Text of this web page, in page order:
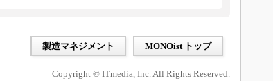
製造マネジメント MONOist トップ
Copyright © ITmedia, Inc. All Rights Reserved.